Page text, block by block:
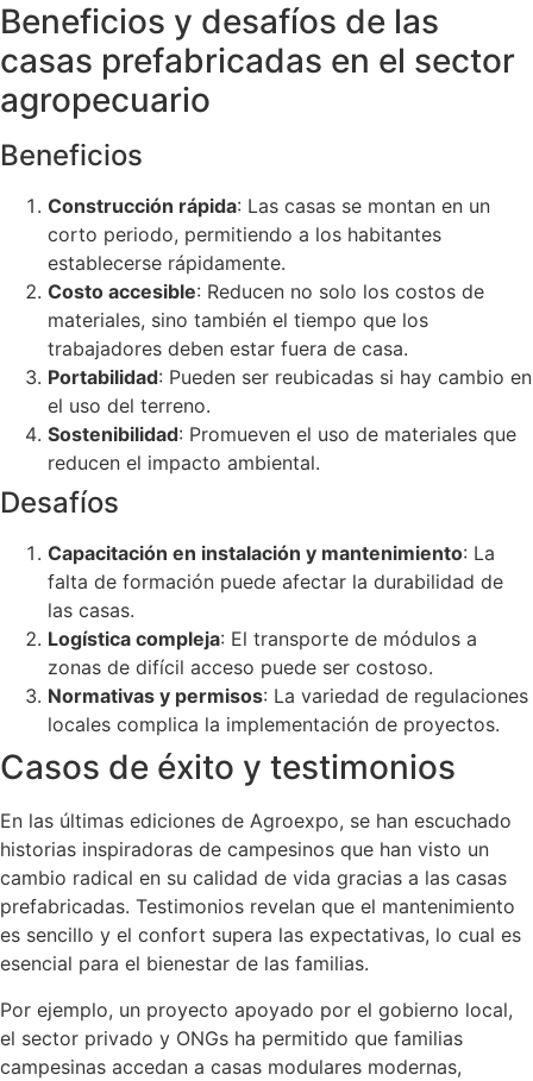
Beneficios y desafíos de las
casas prefabricadas en el sector
agropecuario
Beneficios
Construcción rápida: Las casas se montan en un
corto periodo, permitiendo a los habitantes
establecerse rápidamente.
Costo accesible: Reducen no solo los costos de
materiales, sino también el tiempo que los
trabajadores deben estar fuera de casa.
Portabilidad: Pueden ser reubicadas si hay cambio en
el uso del terreno.
Sostenibilidad: Promueven el uso de materiales que
reducen el impacto ambiental.
Desafíos
Capacitación en instalación y mantenimiento: La
falta de formación puede afectar la durabilidad de
las casas.
Logística compleja: El transporte de módulos a
zonas de difícil acceso puede ser costoso.
Normativas y permisos: La variedad de regulaciones
locales complica la implementación de proyectos.
Casos de éxito y testimonios
En las últimas ediciones de Agroexpo, se han escuchado
historias inspiradoras de campesinos que han visto un
cambio radical en su calidad de vida gracias a las casas
prefabricadas. Testimonios revelan que el mantenimiento
es sencillo y el confort supera las expectativas, lo cual es
esencial para el bienestar de las familias.
Por ejemplo, un proyecto apoyado por el gobierno local,
el sector privado y ONGs ha permitido que familias
campesinas accedan a casas modulares modernas,